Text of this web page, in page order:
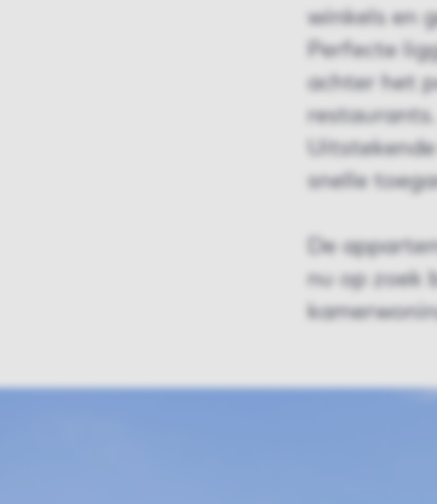
winkels en
Perfecte
achter het
restaurants.
snelle
De
nu op zoek